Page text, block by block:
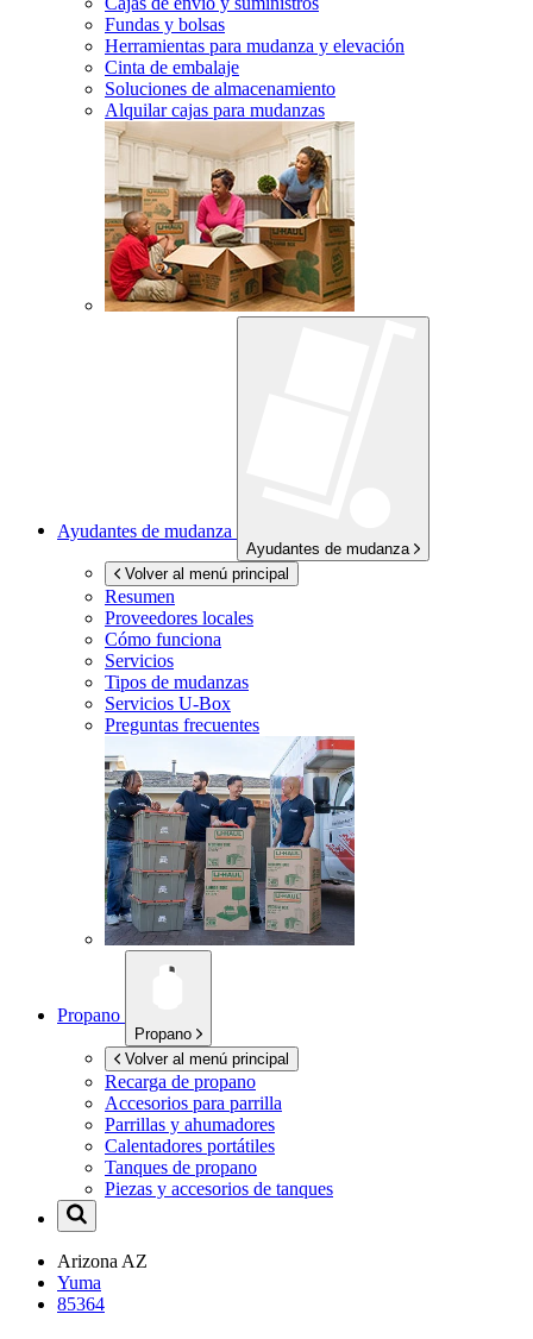
Fundas y bolsas
Herramientas para mudanza y elevación
Cinta de embalaje
Soluciones de almacenamiento
Alquilar cajas para mudanzas
Ayudantes de mudanza
Ayudantes de mudanza
Volver al menú principal
Resumen
Proveedores locales
Cómo funciona
Servicios
Tipos de mudanzas
Servicios U-Box
Preguntas frecuentes
Propano
Propano
Volver al menú principal
Recarga de propano
Accesorios para parrilla
Parrillas y ahumadores
Calentadores portátiles
Tanques de propano
Piezas y accesorios de tanques
Arizona AZ
Yuma
85364